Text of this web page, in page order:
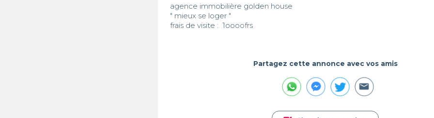
agence immobilière golden house
" mieux se loger "
Partagez cette annonce avec vos amis